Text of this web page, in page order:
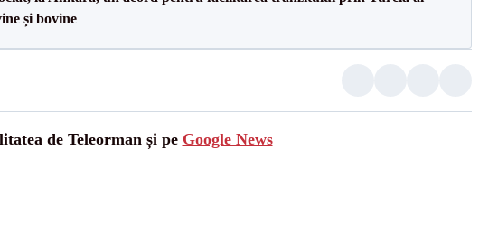
și bovine
de Teleorman și pe Google News